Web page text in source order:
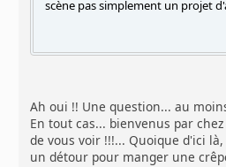
scène pas simplement un projet
Ah oui !! Une question... au
En tout cas... bienvenus par
de vous voir !!!... Quoique d'ici
un détour pour manger une